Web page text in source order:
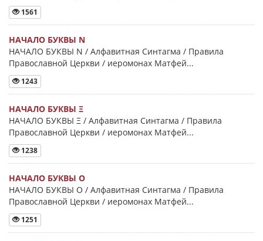
1561
НАЧАЛО БУКВЫ Ν
НАЧАЛО БУКВЫ Ν / Алфавитная Синтагма / Правила
Православной Церкви / иеромонах Матфей...
1243
НАЧАЛО БУКВЫ Ξ
НАЧАЛО БУКВЫ Ξ / Алфавитная Синтагма / Правила
Православной Церкви / иеромонах Матфей...
1238
НАЧАЛО БУКВЫ Ο
НАЧАЛО БУКВЫ Ο / Алфавитная Синтагма / Правила
Православной Церкви / иеромонах Матфей...
1251